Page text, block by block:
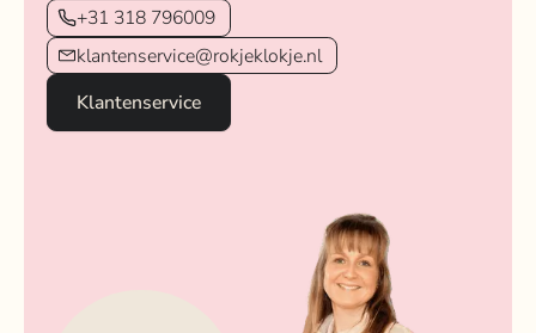
+31 318 796009
klantenservice@rokjeklokje.nl
Klantenservice